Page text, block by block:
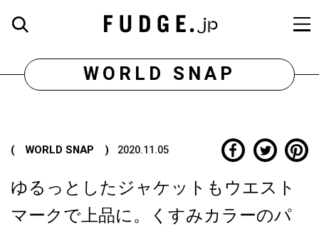
WORLD SNAP
( WORLD SNAP ) 2020.11.05
ゆるっとしたジャケットもウエスト
マークで上品に。くすみカラーのパ